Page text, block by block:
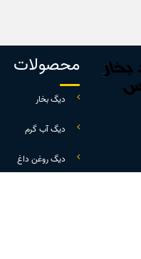
محصولات
دیگ بخار
دیگ آب گرم
دیگ روغن داغ